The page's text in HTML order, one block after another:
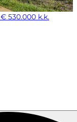
€ 530.000 k.k.